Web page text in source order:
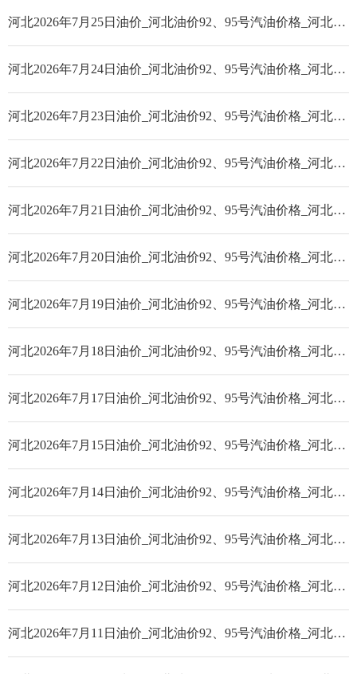
河北2026年7月25日油价_河北油价92、95号汽油价格_河北柴油价格
河北2026年7月24日油价_河北油价92、95号汽油价格_河北柴油价格
河北2026年7月23日油价_河北油价92、95号汽油价格_河北柴油价格
河北2026年7月22日油价_河北油价92、95号汽油价格_河北柴油价格
河北2026年7月21日油价_河北油价92、95号汽油价格_河北柴油价格
河北2026年7月20日油价_河北油价92、95号汽油价格_河北柴油价格
河北2026年7月19日油价_河北油价92、95号汽油价格_河北柴油价格
河北2026年7月18日油价_河北油价92、95号汽油价格_河北柴油价格
河北2026年7月17日油价_河北油价92、95号汽油价格_河北柴油价格
河北2026年7月15日油价_河北油价92、95号汽油价格_河北柴油价格
河北2026年7月14日油价_河北油价92、95号汽油价格_河北柴油价格
河北2026年7月13日油价_河北油价92、95号汽油价格_河北柴油价格
河北2026年7月12日油价_河北油价92、95号汽油价格_河北柴油价格
河北2026年7月11日油价_河北油价92、95号汽油价格_河北柴油价格